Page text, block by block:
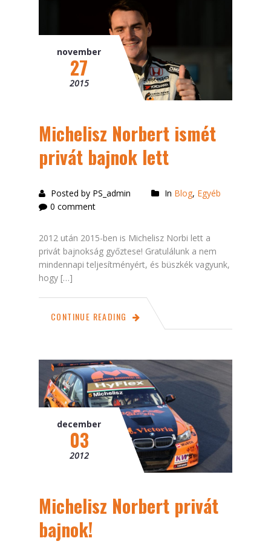
november
27
2015
Michelisz Norbert ismét
privát bajnok lett
Posted by PS_admin In Blog, Egyéb
0 comment
2012 után 2015-ben is Michelisz Norbi lett a
privát bajnokság győztese! Gratulálunk a nem
mindennapi teljesítményért, és büszkék vagyunk,
hogy […]
CONTINUE READING
december
03
2012
Michelisz Norbert privát
bajnok!